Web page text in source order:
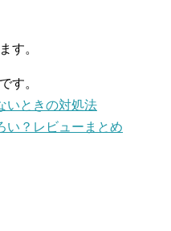
す。
す。
いときの対処法
い？レビューまとめ